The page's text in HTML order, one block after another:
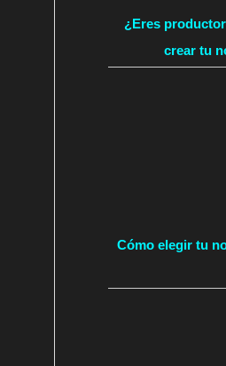
¿Eres
crear tu
Cómo elegir tu